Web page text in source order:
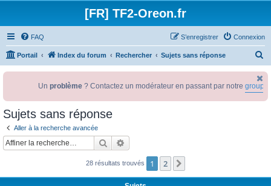
[FR] TF2-Oreon.fr
FAQ Connexion
S’enregistrer
Portail Index du forum Rechercher Sujets sans réponse
h
Unproblème? Contactez un modérateur en passant par notregroupe
Sujets sans réponse
Aller à la recherche avancée
Rechercher
28 résultats trouvés 1 2